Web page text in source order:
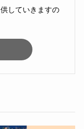
していきますの